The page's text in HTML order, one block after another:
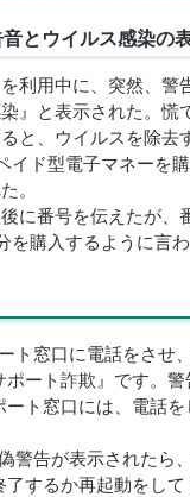
とウイルス感染の
利用中に、突然、警
』と表示された。慌
と、ウイルスを除去
イド型電子マネーを
。
に番号を伝えたが、
を購入するように言
ト窓口に電話をさせ
ポート詐欺』です。
ート窓口には、電話
警告が表示されたら
了するか再起動をして